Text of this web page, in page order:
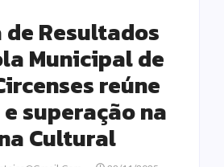
Resultados
Municipal de
reúne
superação na
Cultural